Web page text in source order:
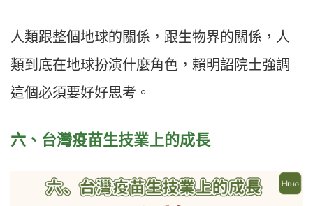
人類跟整個地球的關係，跟生物界的關係，人
類到底在地球扮演什麼角色，賴明詔院士強調
這個必須要好好思考。
六、台灣疫苗生技業上的成長